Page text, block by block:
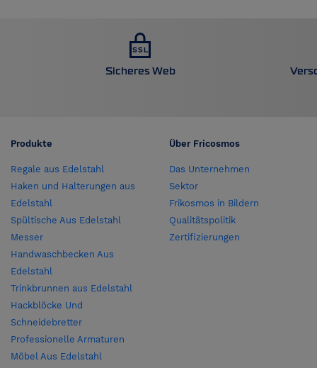
Sicheres Web
Produkte
Regale aus Edelstahl
Haken und Halterungen aus
Edelstahl
Spültische Aus Edelstahl
Messer
Handwaschbecken Aus
Edelstahl
Trinkbrunnen aus Edelstahl
Hackblöcke Und
Schneidebretter
Professionelle Armaturen
Möbel Aus Edelstahl
Über Fricosmos
Das Unternehmen
Sektor
Frikosmos in Bildern
Qualitätspolitik
Zertifizierungen